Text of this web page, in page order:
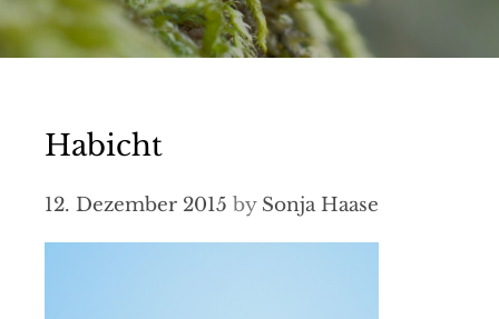
Habicht
12. Dezember 2015 by Sonja Haase